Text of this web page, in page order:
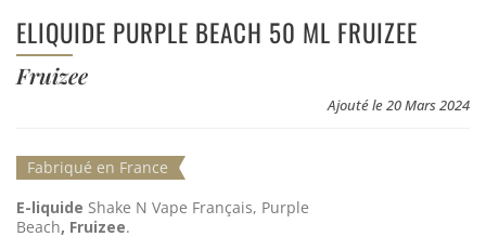
ELIQUIDE PURPLE BEACH 50 ML FRUIZEE
Fruizee
Ajouté le 20 Mars 2024
Fabriqué en France
E-liquide Shake N Vape Français, Purple
Beach, Fruizee.